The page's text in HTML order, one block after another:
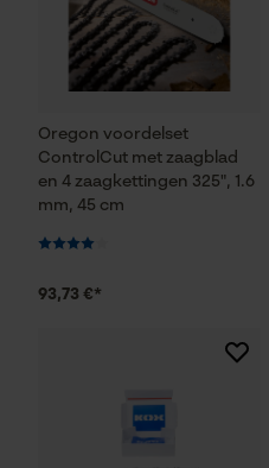
Oregon voordelset
ControlCut met zaagblad
en 4 zaagkettingen 325", 1.6
mm, 45 cm
93,73 €*